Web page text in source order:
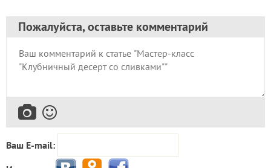
Пожалуйста, оставьте комментарий
Ваш E-mail: